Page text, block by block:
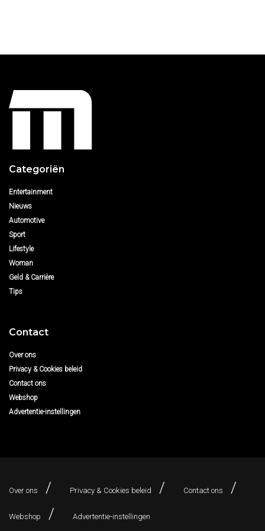
Categoriën
Entertainment
Nieuws
Automotive
Sport
Lifestyle
Woman
Geld & Carrière
Tips
Contact
Over ons
Privacy & Cookies beleid
Contact ons
Webshop
Advertentie-instellingen
Over ons Privacy & Cookies beleid Contact ons
Webshop Advertentie-instellingen